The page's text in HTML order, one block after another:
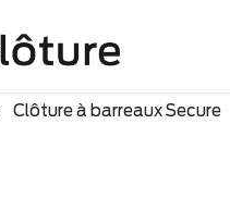
Clôture à barreaux Secure